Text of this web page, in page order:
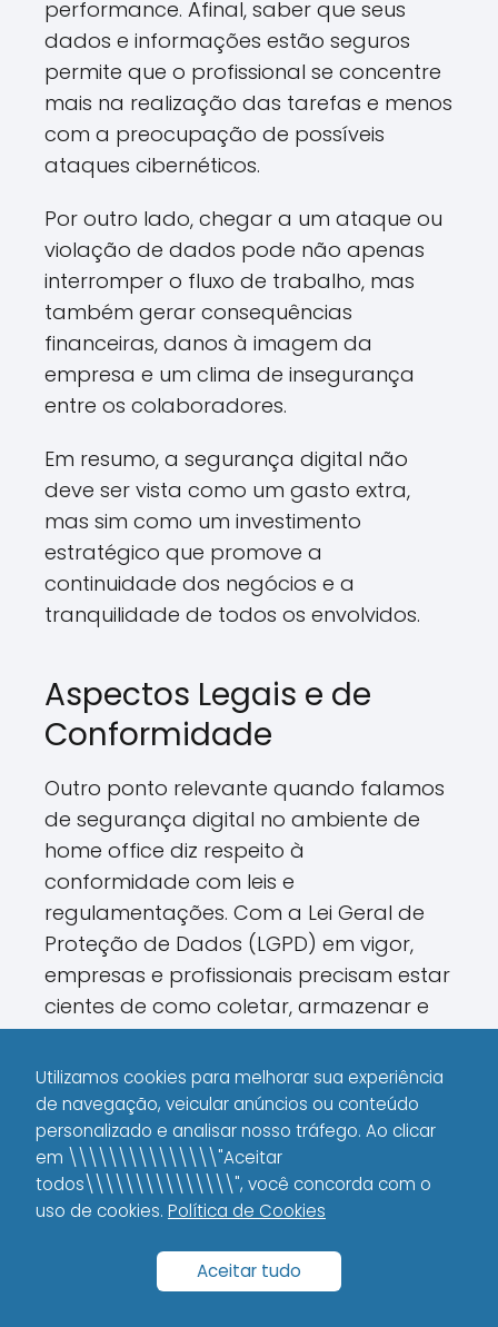
performance. Afinal, saber que seus
dados e informações estão seguros
permite que o profissional se concentre
mais na realização das tarefas e menos
com a preocupação de possíveis
ataques cibernéticos.
Por outro lado, chegar a um ataque ou
violação de dados pode não apenas
interromper o fluxo de trabalho, mas
também gerar consequências
financeiras, danos à imagem da
empresa e um clima de insegurança
entre os colaboradores.
Em resumo, a segurança digital não
deve ser vista como um gasto extra,
mas sim como um investimento
estratégico que promove a
continuidade dos negócios e a
tranquilidade de todos os envolvidos.
Aspectos Legais e de
Conformidade
Outro ponto relevante quando falamos
de segurança digital no ambiente de
home office diz respeito à
conformidade com leis e
regulamentações. Com a Lei Geral de
Proteção de Dados (LGPD) em vigor,
empresas e profissionais precisam estar
cientes de como coletar, armazenar e
tratar dados de forma segura e ética.
Esse cenário exige uma revisão contínua
das políticas internas, além da
implementação de medidas que
garantam a privacidade dos dados
dos clientes e parceiros comerciais. Eu
sempre enfatizo a importância de
alinhar as práticas de segurança com
Utilizamos cookies para melhorar sua experiência
de navegação, veicular anúncios ou conteúdo
personalizado e analisar nosso tráfego. Ao clicar
em \\\\\\\\\\\\\\\"Aceitar
todos\\\\\\\\\\\\\\\", você concorda com o
uso de cookies. Política de Cookies
Aceitar tudo